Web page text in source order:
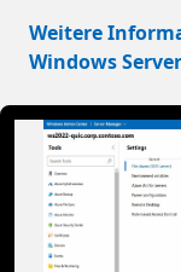
Weitere
Windows Server